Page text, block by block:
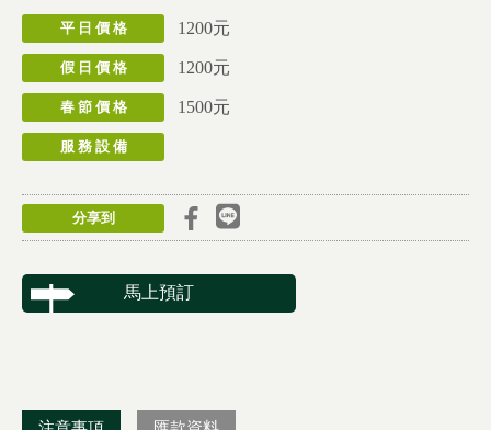
平 日 價 格 1200元
假 日 價 格 1200元
春 節 價 格 1500元
服 務 設 備
分享到
馬上預訂